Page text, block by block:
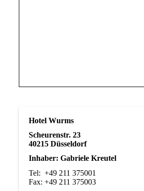
Hotel Wurms
Scheurenstr. 23
40215 Düsseldorf
Inhaber: Gabriele Kreutel
Tel: +49 211 375001
Fax: +49 211 375003